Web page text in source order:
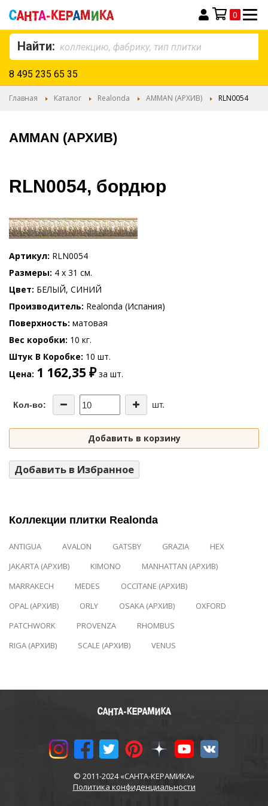
Моя корзина
0
Найти:
8 495 235 65 35
Главная Каталог Realonda AMMAN (АРХИВ) RLN0054
AMMAN (АРХИВ)
RLN0054, бордюр
Артикул RLN0054
Размеры 4 x 31 см.
Цвет БЕЛЫЙ, СИНИЙ
Производитель Realonda (Испания)
Поверхность матовая
Вес коробки 10 кг.
Штук В Коробке 10 шт.
Цена 1 162,35 ₽за шт.
Кол-во: шт.
Добавить в корзину
Добавить в Избранное
Коллекции плитки Realonda
ANTIGUA AVALON GATSBY GRAZIA
HEX
JAKARTA (АРХИВ)
KIMONO
MANHATTAN (АРХИВ)
MARRAKECH
MEDES
OCCITANE (АРХИВ)
OPAL (АРХИВ)
ORLY OSAKA (АРХИВ)
OXFORD
PATCHWORK
PROVENZA
RHOMBUS
RIGA (АРХИВ)
SCALE (АРХИВ) VENUS
© 2011-2024 «САНТА-КЕРАМИКА»
Политика конфиденциальности